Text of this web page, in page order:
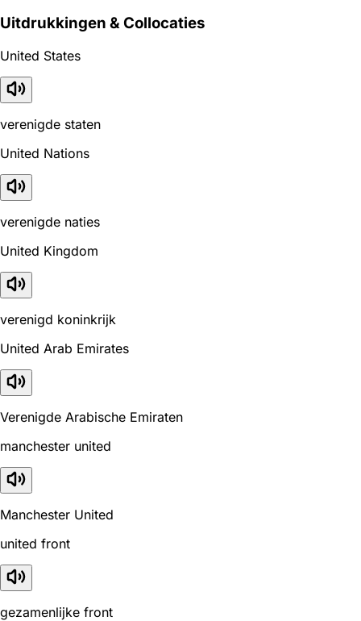
Uitdrukkingen & Collocaties
United States
verenigde staten
United Nations
verenigde naties
United Kingdom
verenigd koninkrijk
United Arab Emirates
Verenigde Arabische Emiraten
manchester united
Manchester United
united front
gezamenlijke front